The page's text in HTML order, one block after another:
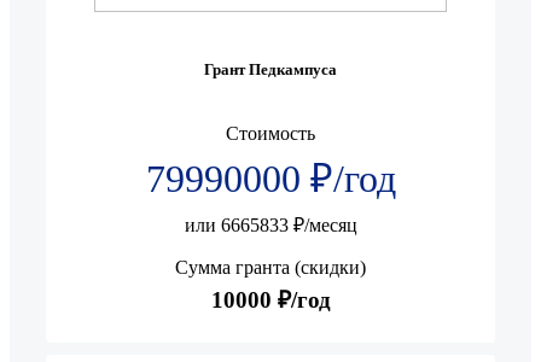
Грант Педкампуса
Стоимость
79990000 ₽/год
или 6665833 ₽/месяц
Сумма гранта (скидки)
10000 ₽/год